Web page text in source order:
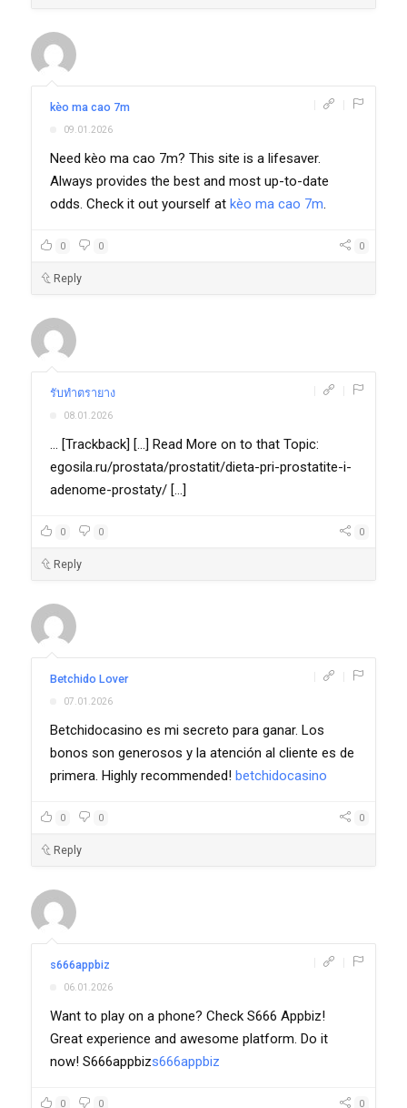
kèo ma cao 7m
09.01.2026
Need kèo ma cao 7m? This site is a lifesaver.
Always provides the best and most up-to-date
odds. Check it out yourself atkèo ma cao 7m.
0 0 0
Reply
รับทำตรายาง
08.01.2026
... [Trackback] [...] Read More on to that Topic:
egosila.ru/prostata/prostatit/dieta-pri-prostatite-i-
adenome-prostaty/ [...]
0 0 0
Reply
Betchido Lover
07.01.2026
Betchidocasino es mi secreto para ganar. Los
bonos son generosos y la atención al cliente es de
primera. Highly recommended!betchidocasino
0 0 0
Reply
s666appbiz
06.01.2026
Want to play on a phone? Check S666 Appbiz!
Great experience and awesome platform. Do it
now! S666appbizs666appbiz
0 0 0